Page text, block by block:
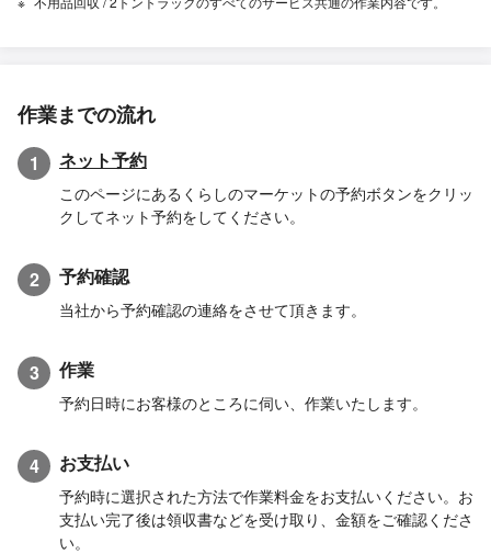
作業までの流れ
1 ネット予約
このページにあるくらしのマーケットの予約ボタンをクリッ
クしてネット予約をしてください。
2 予約確認
当社から予約確認の連絡をさせて頂きます。
3 作業
予約日時にお客様のところに伺い、作業いたします。
4 お支払い
予約時に選択された方法で作業料金をお支払いください。お
支払い完了後は領収書などを受け取り、金額をご確認くださ
い。